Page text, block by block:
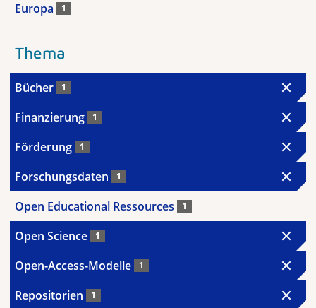
Europa 1
Thema
Bücher 1
Finanzierung 1
Förderung 1
Forschungsdaten 1
Open Educational Ressources 1
Open Science 1
Open-Access-Modelle 1
Repositorien 1